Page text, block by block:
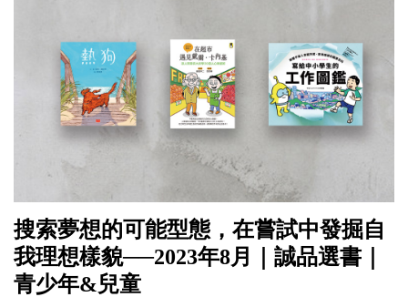
搜索夢想的可能型態，在嘗試中發掘自
我理想樣貌──2023年8月｜誠品選書｜
青少年&兒童